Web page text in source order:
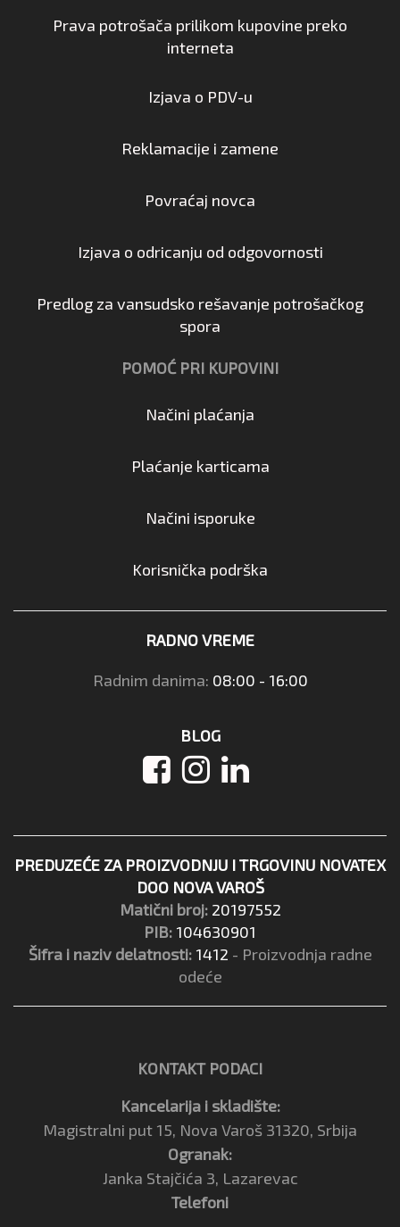
Prava potrošača prilikom kupovine preko
interneta
Izjava o PDV-u
Reklamacije i zamene
Povraćaj novca
Izjava o odricanju od odgovornosti
Predlog za vansudsko rešavanje potrošačkog
spora
POMOĆ PRI KUPOVINI
Načini plaćanja
Plaćanje karticama
Načini isporuke
Korisnička podrška
RADNO VREME
Radnim danima: 08:00 - 16:00
BLOG
PREDUZEĆE ZA PROIZVODNJU I TRGOVINU NOVATEX
DOO NOVA VAROŠ
Matični broj: 20197552
PIB: 104630901
Šifra i naziv delatnosti: 1412 - Proizvodnja radne
odeće
KONTAKT PODACI
Kancelarija i skladište:
Magistralni put 15, Nova Varoš 31320, Srbija
Ogranak:
Janka Stajčića 3, Lazarevac
Telefoni